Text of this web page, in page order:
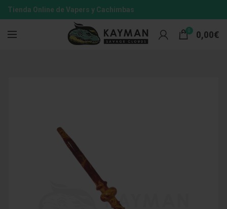
Tienda Online de Vapers y Cachimbas
0 0,00€